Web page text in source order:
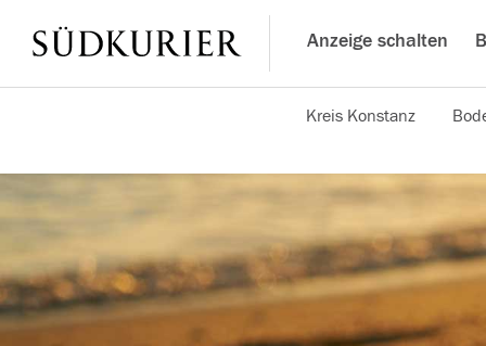
Anzeige schalten
Kreis Konstanz